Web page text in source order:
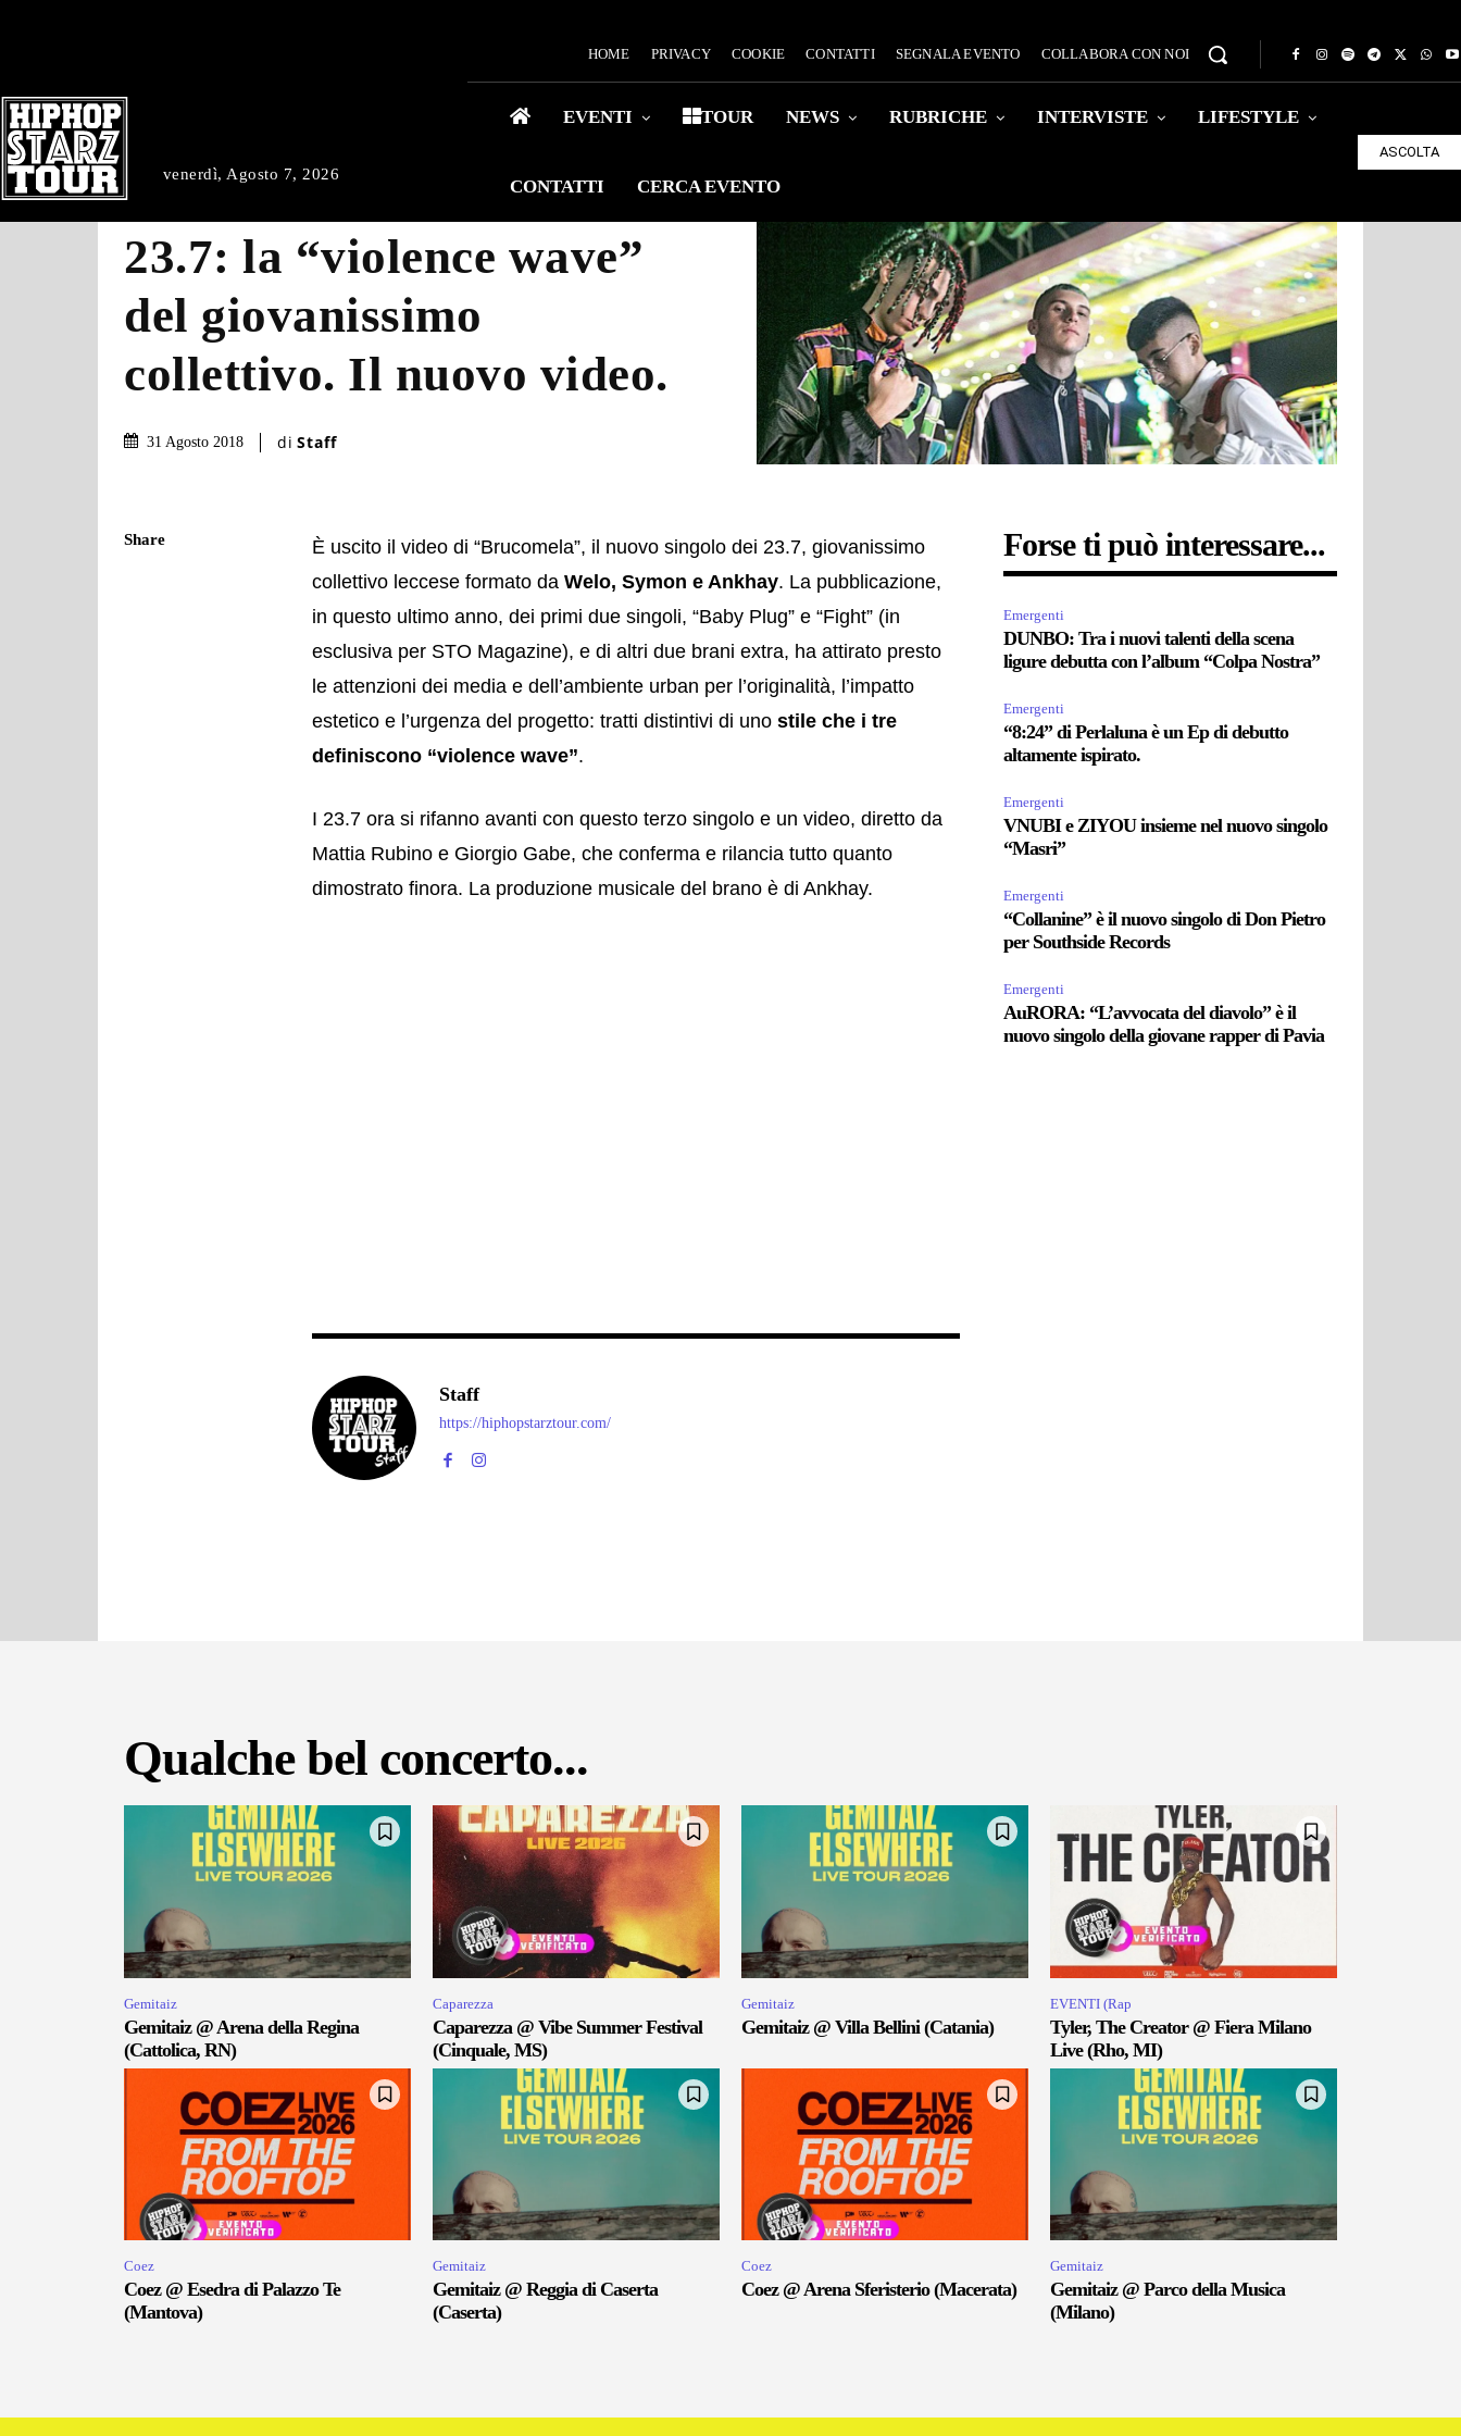
venerdì, Agosto 7, 2026
HOME PRIVACY COOKIE CONTATTI SEGNALA EVENTO COLLABORA CON NOI
EVENTI TOUR NEWS RUBRICHE INTERVISTE LIFESTYLE
CONTATTI CERCA EVENTO
ASCOLTA
23.7: la “violence wave”
del giovanissimo
collettivo. Il nuovo video.
31 Agosto 2018 di Staff
Share
È uscito il video di “Brucomela”, il nuovo singolo dei 23.7, giovanissimo
collettivo leccese formato daWelo, Symon e Ankhay. La pubblicazione,
in questo ultimo anno, dei primi due singoli, “Baby Plug” e “Fight” (in
esclusiva per STO Magazine), e di altri due brani extra, ha attirato presto
le attenzioni dei media e dell’ambiente urban per l’originalità, l’impatto
estetico e l’urgenza del progetto: tratti distintivi di unostile che i tre
definiscono “violence wave”.
I 23.7 ora si rifanno avanti con questo terzo singolo e un video, diretto da
Mattia Rubino e Giorgio Gabe, che conferma e rilancia tutto quanto
dimostrato finora. La produzione musicale del brano è di Ankhay.
Staff
https://hiphopstarztour.com/
Forse ti può interessare...
Emergenti
DUNBO: Tra i nuovi talenti della scena
ligure debutta con l’album “Colpa Nostra”
Emergenti
“8:24” di Perlaluna è un Ep di debutto
altamente ispirato.
Emergenti
VNUBI e ZIYOU insieme nel nuovo singolo
“Masri”
Emergenti
“Collanine” è il nuovo singolo di Don Pietro
per Southside Records
Emergenti
AuRORA: “L’avvocata del diavolo” è il
nuovo singolo della giovane rapper di Pavia
Qualche bel concerto...
Gemitaiz
Gemitaiz @ Arena della Regina
(Cattolica, RN)
Caparezza
Caparezza @ Vibe Summer Festival
(Cinquale, MS)
Gemitaiz
Gemitaiz @ Villa Bellini (Catania)
EVENTI (Rap
Tyler, The Creator @ Fiera Milano
Live (Rho, MI)
Coez
Coez @ Esedra di Palazzo Te
(Mantova)
Gemitaiz
Gemitaiz @ Reggia di Caserta
(Caserta)
Coez
Coez @ Arena Sferisterio (Macerata)
Gemitaiz
Gemitaiz @ Parco della Musica
(Milano)